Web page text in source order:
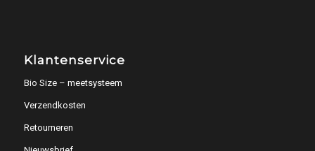
Klantenservice
Bio Size – meetsysteem
Verzendkosten
Retourneren